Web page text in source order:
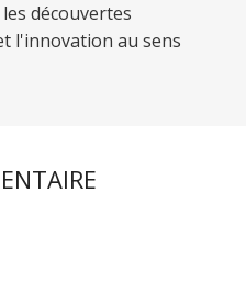
découvertes
l'innovation au sens